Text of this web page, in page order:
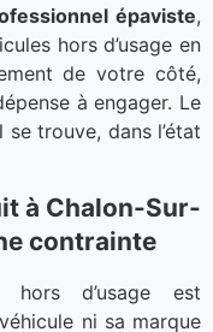
épaviste,
hors d’usage en
de votre côté,
à engager. Le
trouve, dans l’état
à Chalon-Sur-
contrainte
d’usage est
ni sa marque